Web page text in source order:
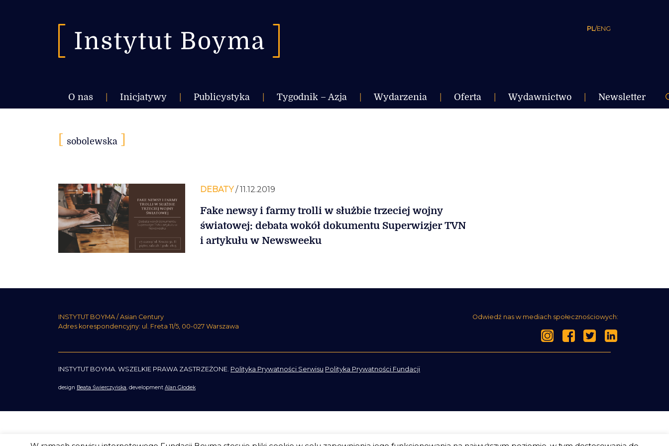
PL/ENG
O nas Inicjatywy Publicystyka Tygodnik – Azja Wydarzenia Oferta Wydawnictwo Newsletter
sobolewska
DEBATY/ 11.12.2019
Fake newsy i farmy trolli w służbie trzeciej wojny
światowej: debata wokół dokumentu Superwizjer TVN
i artykułu w Newsweeku
INSTYTUT BOYMA / Asian Century
Adres korespondencyjny: ul. Freta 11/5, 00-027 Warszawa
Odwiedź nas w mediach społecznościowych:
INSTYTUT BOYMA. WSZELKIE PRAWA ZASTRZEŻONE. Polityka Prywatności Serwisu Polityka Prywatności Fundacji
design Beata Świerczyńska, development Alan Głodek